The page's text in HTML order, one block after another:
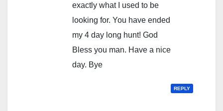
exactly what I used to be
looking for. You have ended
my 4 day long hunt! God
Bless you man. Have a nice
day. Bye
REPLY